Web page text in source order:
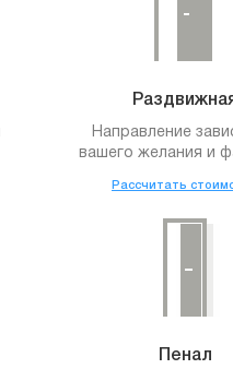
Направление
вашего желания и
Рассчитать
Пенал